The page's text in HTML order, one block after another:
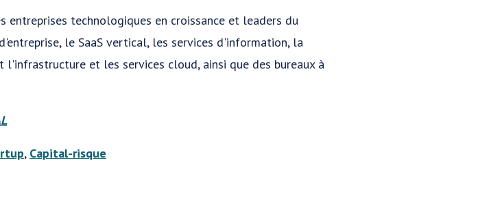
entreprises technologiques en croissance et leaders du
le SaaS vertical, les services d'information, la
l'infrastructure et les services cloud, ainsi que des bureaux à
, Capital-risque